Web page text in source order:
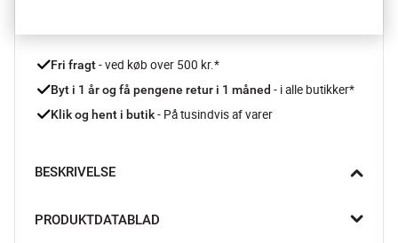
Fri fragt - ved køb over 500 kr.*
Byt i 1 år og få pengene retur i 1 måned - i alle butikker*
Klik og hent i butik - På tusindvis af varer
BESKRIVELSE
espressoglas. Den enkeltvæggede kant giver en behagelig
PRODUKTDATABLAD